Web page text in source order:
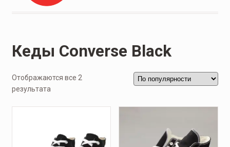
Кеды Converse Black
Отображаются все 2
результата